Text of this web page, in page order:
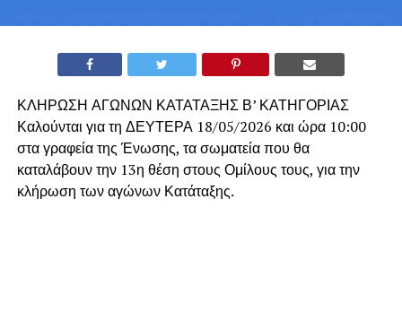
ΚΛΗΡΩΣΗ ΑΓΩΝΩΝ ΚΑΤΑΤΑΞΗΣ Β’ ΚΑΤΗΓΟΡΙΑΣ
Καλούνται για τη ΔΕΥΤΕΡΑ 18/05/2026 και ώρα 10:00
στα γραφεία της Ένωσης, τα σωματεία που θα
καταλάβουν την 13η θέση στους Ομίλους τους, για την
κλήρωση των αγώνων Κατάταξης.